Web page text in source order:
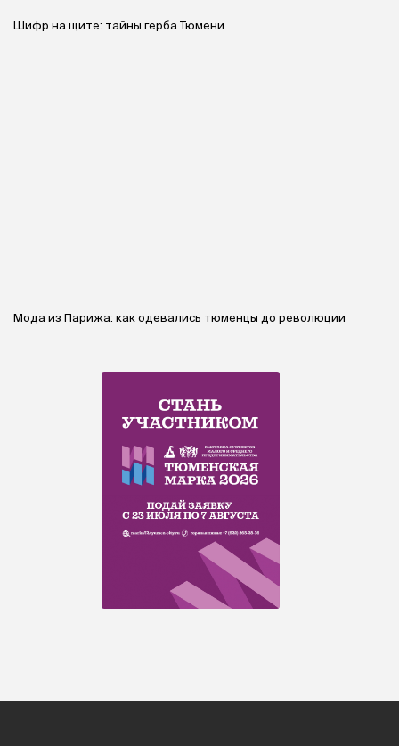
Шифр на щите: тайны герба Тюмени
Мода из Парижа: как одевались тюменцы до революции